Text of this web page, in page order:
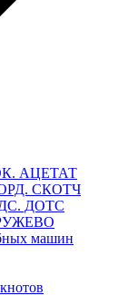
АЦЕТАТ
СКОТЧ
ДОТС
машин